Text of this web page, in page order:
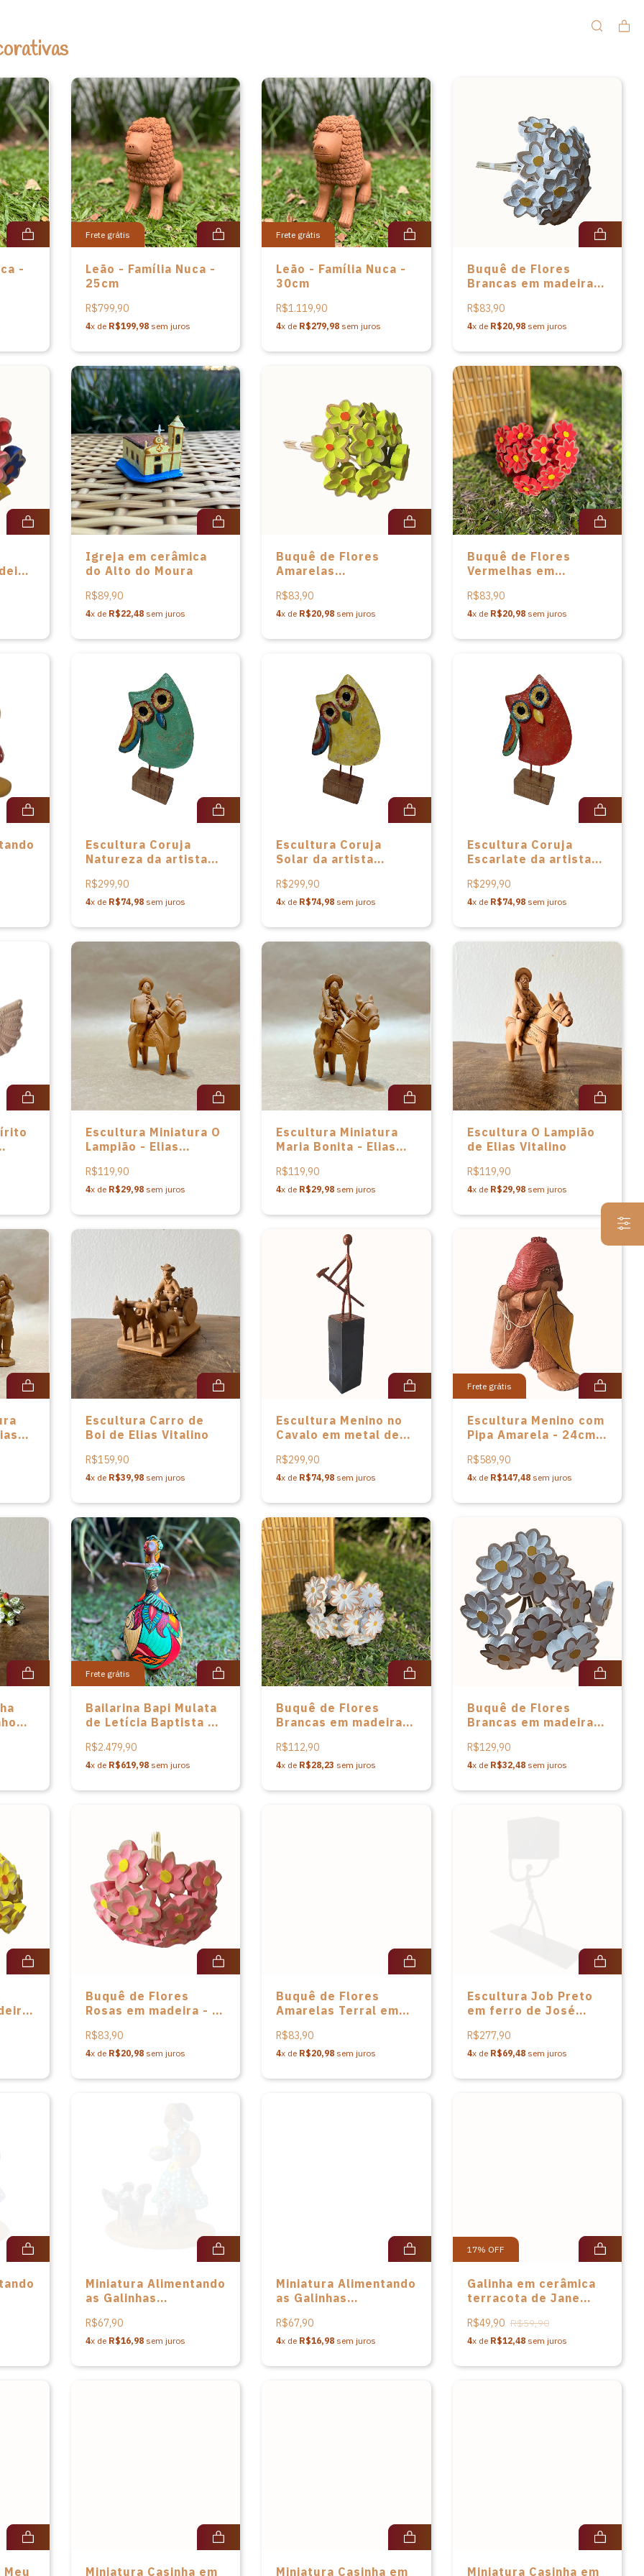
-
Frete grátis
Leão - Família Nuca -
25cm
R$799,90
4x de R$199,98sem juros
Frete grátis
Leão - Família Nuca -
30cm
R$1.119,90
4x de R$279,98 sem juros
Buquê de Flores
Brancas em madeira -
R$83,90
4x de R$20,98sem juros
Igreja em cerâmica
do Alto do Moura
R$89,90
4x de R$22,48sem juros
Buquê de Flores
Amarelas
madeira - P - 29cm
R$83,90
4x de R$20,98 sem juros
Buquê de Flores
Vermelhas em
R$83,90
4x de R$20,98sem juros
Escultura Coruja
Natureza da artista
R$299,90
4x de R$74,98sem juros
Escultura Coruja
Solar da artista
R$299,90
4x de R$74,98 sem juros
Escultura Coruja
Escarlate da artista
R$299,90
4x de R$74,98sem juros
Escultura Miniatura O
Lampião - Elias
R$119,90
4x de R$29,98sem juros
Escultura Miniatura
Maria Bonita - Elias
R$119,90
4x de R$29,98 sem juros
Escultura O Lampião
de Elias Vitalino
R$119,90
4x de R$29,98sem juros
Escultura Carro de
Boi de Elias Vitalino
R$159,90
4x de R$39,98sem juros
Escultura Menino no
Cavalo em metal de
R$299,90
4x de R$74,98 sem juros
Frete grátis
Escultura Menino com
Pipa Amarela - 24cm -
R$589,90
4x de R$147,48sem juros
Frete grátis
Bailarina Bapi Mulata
de Letícia Baptista –
R$2.479,90
4x de R$619,98sem juros
Buquê de Flores
Brancas em madeira –
R$112,90
4x de R$28,23 sem juros
Buquê de Flores
Brancas em madeira –
R$129,90
4x de R$32,48sem juros
Buquê de Flores
Rosas em madeira - P
R$83,90
4x de R$20,98sem juros
Buquê de Flores
Amarelas Terral em
R$83,90
4x de R$20,98 sem juros
Escultura Job Preto
em ferro de José
R$277,90
4x de R$69,48sem juros
Miniatura Alimentando
as Galinhas
cerâmica do Alto do
Moura
R$67,90
4x de R$16,98sem juros
Miniatura Alimentando
as Galinhas
cerâmica do Alto do
Moura
R$67,90
4x de R$16,98 sem juros
17% OFF
Galinha em cerâmica
terracota de Jane
R$49,90 R$59,90
4x de R$12,48sem juros
Miniatura Casinha em Miniatura Casinha em Miniatura Casinha em